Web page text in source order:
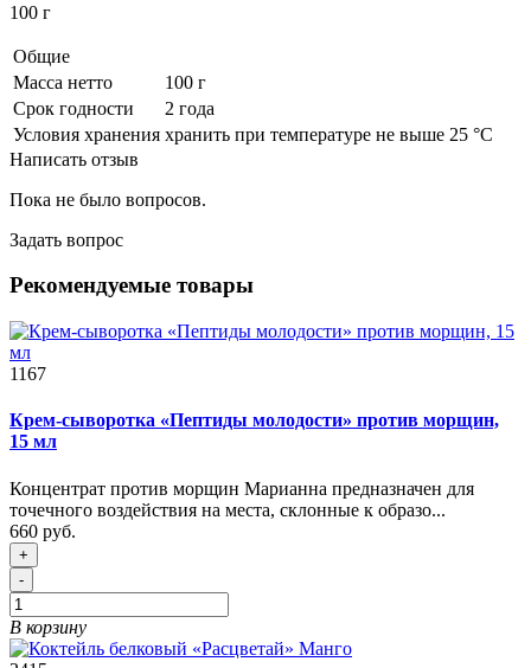
100 г
Общие
Масса нетто
100 г
Срок годности
2 года
Условия хранения хранить при температуре не выше 25 °С
Написать отзыв
Пока не было вопросов.
Задать вопрос
Рекомендуемые товары
1167
Крем-сыворотка «Пептиды молодости» против морщин,
15 мл
Концентрат против морщин Марианна предназначен для
точечного воздействия на места, склонные к образо...
660 руб.
+
-
В корзину